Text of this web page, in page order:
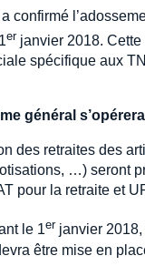
confirmé
er janvier 2018.
spécifique aux
général
des retraites des
…) seront
pour la retraite et
le 1er janvier
être mise en